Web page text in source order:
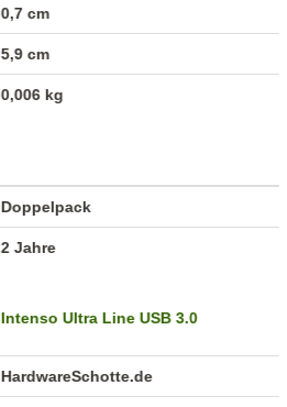
0,7 cm
5,9 cm
0,006 kg
Doppelpack
2 Jahre
Intenso Ultra Line USB 3.0
HardwareSchotte.de